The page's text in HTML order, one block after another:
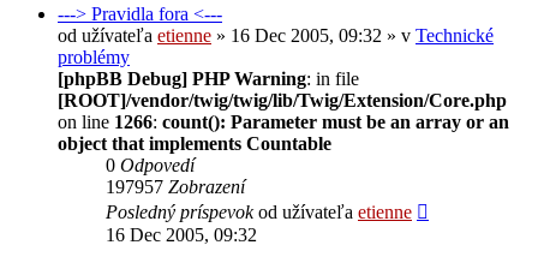
---> Pravidla fora <---
od užívateľa etienne » 16 Dec 2005, 09:32 » v Technické
problémy
[phpBB Debug] PHP Warning: in file
[ROOT]/vendor/twig/twig/lib/Twig/Extension/Core.php
on line 1266: count(): Parameter must be an array or an
object that implements Countable
0 Odpovedí
197957 Zobrazení
Posledný príspevokod užívateľa etienne
16 Dec 2005, 09:32